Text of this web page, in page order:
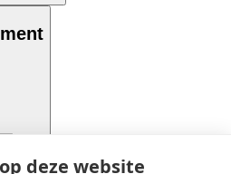
deze website